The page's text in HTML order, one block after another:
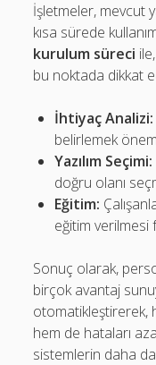
İşletmeler, mevcut
kısa sürede
kurulum süreci
bu noktada dikkat
İhtiyaç Analizi:
belirlemek
Yazılım Seçimi:
doğru olanı
Eğitim:
eğitim verilmesi
Sonuç olarak,
birçok avantaj
otomatikleştirerek,
hem de hataları
sistemlerin daha da